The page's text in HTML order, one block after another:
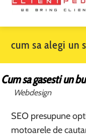
cum sa alegi un
Cum sa gasesti un
Webdesign
SEO presupune
motoarele de